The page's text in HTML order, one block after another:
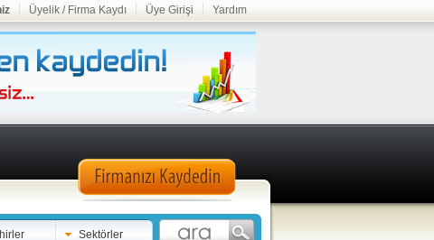
Üyelik / Firma Kaydı Üye Girişi Yardım
Sektörler